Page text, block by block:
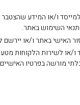
ו/או המידע
השימוש באתר.
לשירות הלקוחות
מורשה בפרטיו